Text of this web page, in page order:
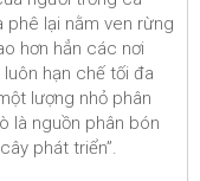
phê lại nằm ven rừng
hơn hẳn các nơi
hạn chế tối đa
lượng nhỏ phân
là nguồn phân bón
phát triển”.